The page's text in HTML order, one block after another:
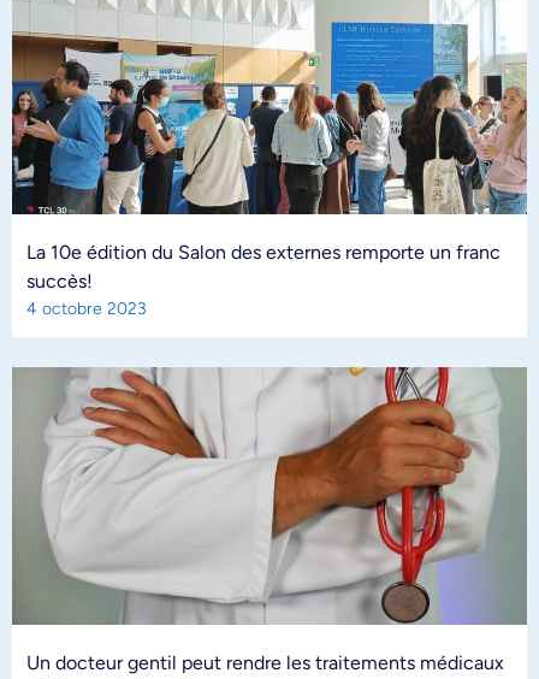
La 10e édition du Salon des externes remporte un franc
succès!
4 octobre 2023
Un docteur gentil peut rendre les traitements médicaux